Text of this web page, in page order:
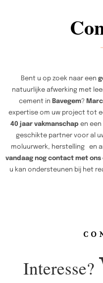
Bent u op zoek naar een
natuurlijke afwerking met
cement in Bavegem?
expertise om uw project tot
40 jaar vakmanschap en een
geschikte partner voor al
moluurwerk, herstelling en
vandaag nog contact met ons
u kan ondersteunen bij het
Interesse?